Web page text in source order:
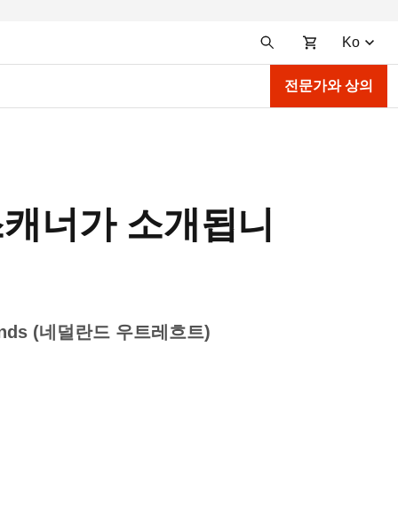
Ko
전문가와 상의
너가 소개됩니
(네덜란드 우트레흐트)